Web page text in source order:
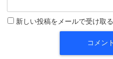
新しい投稿をメールで受け取る